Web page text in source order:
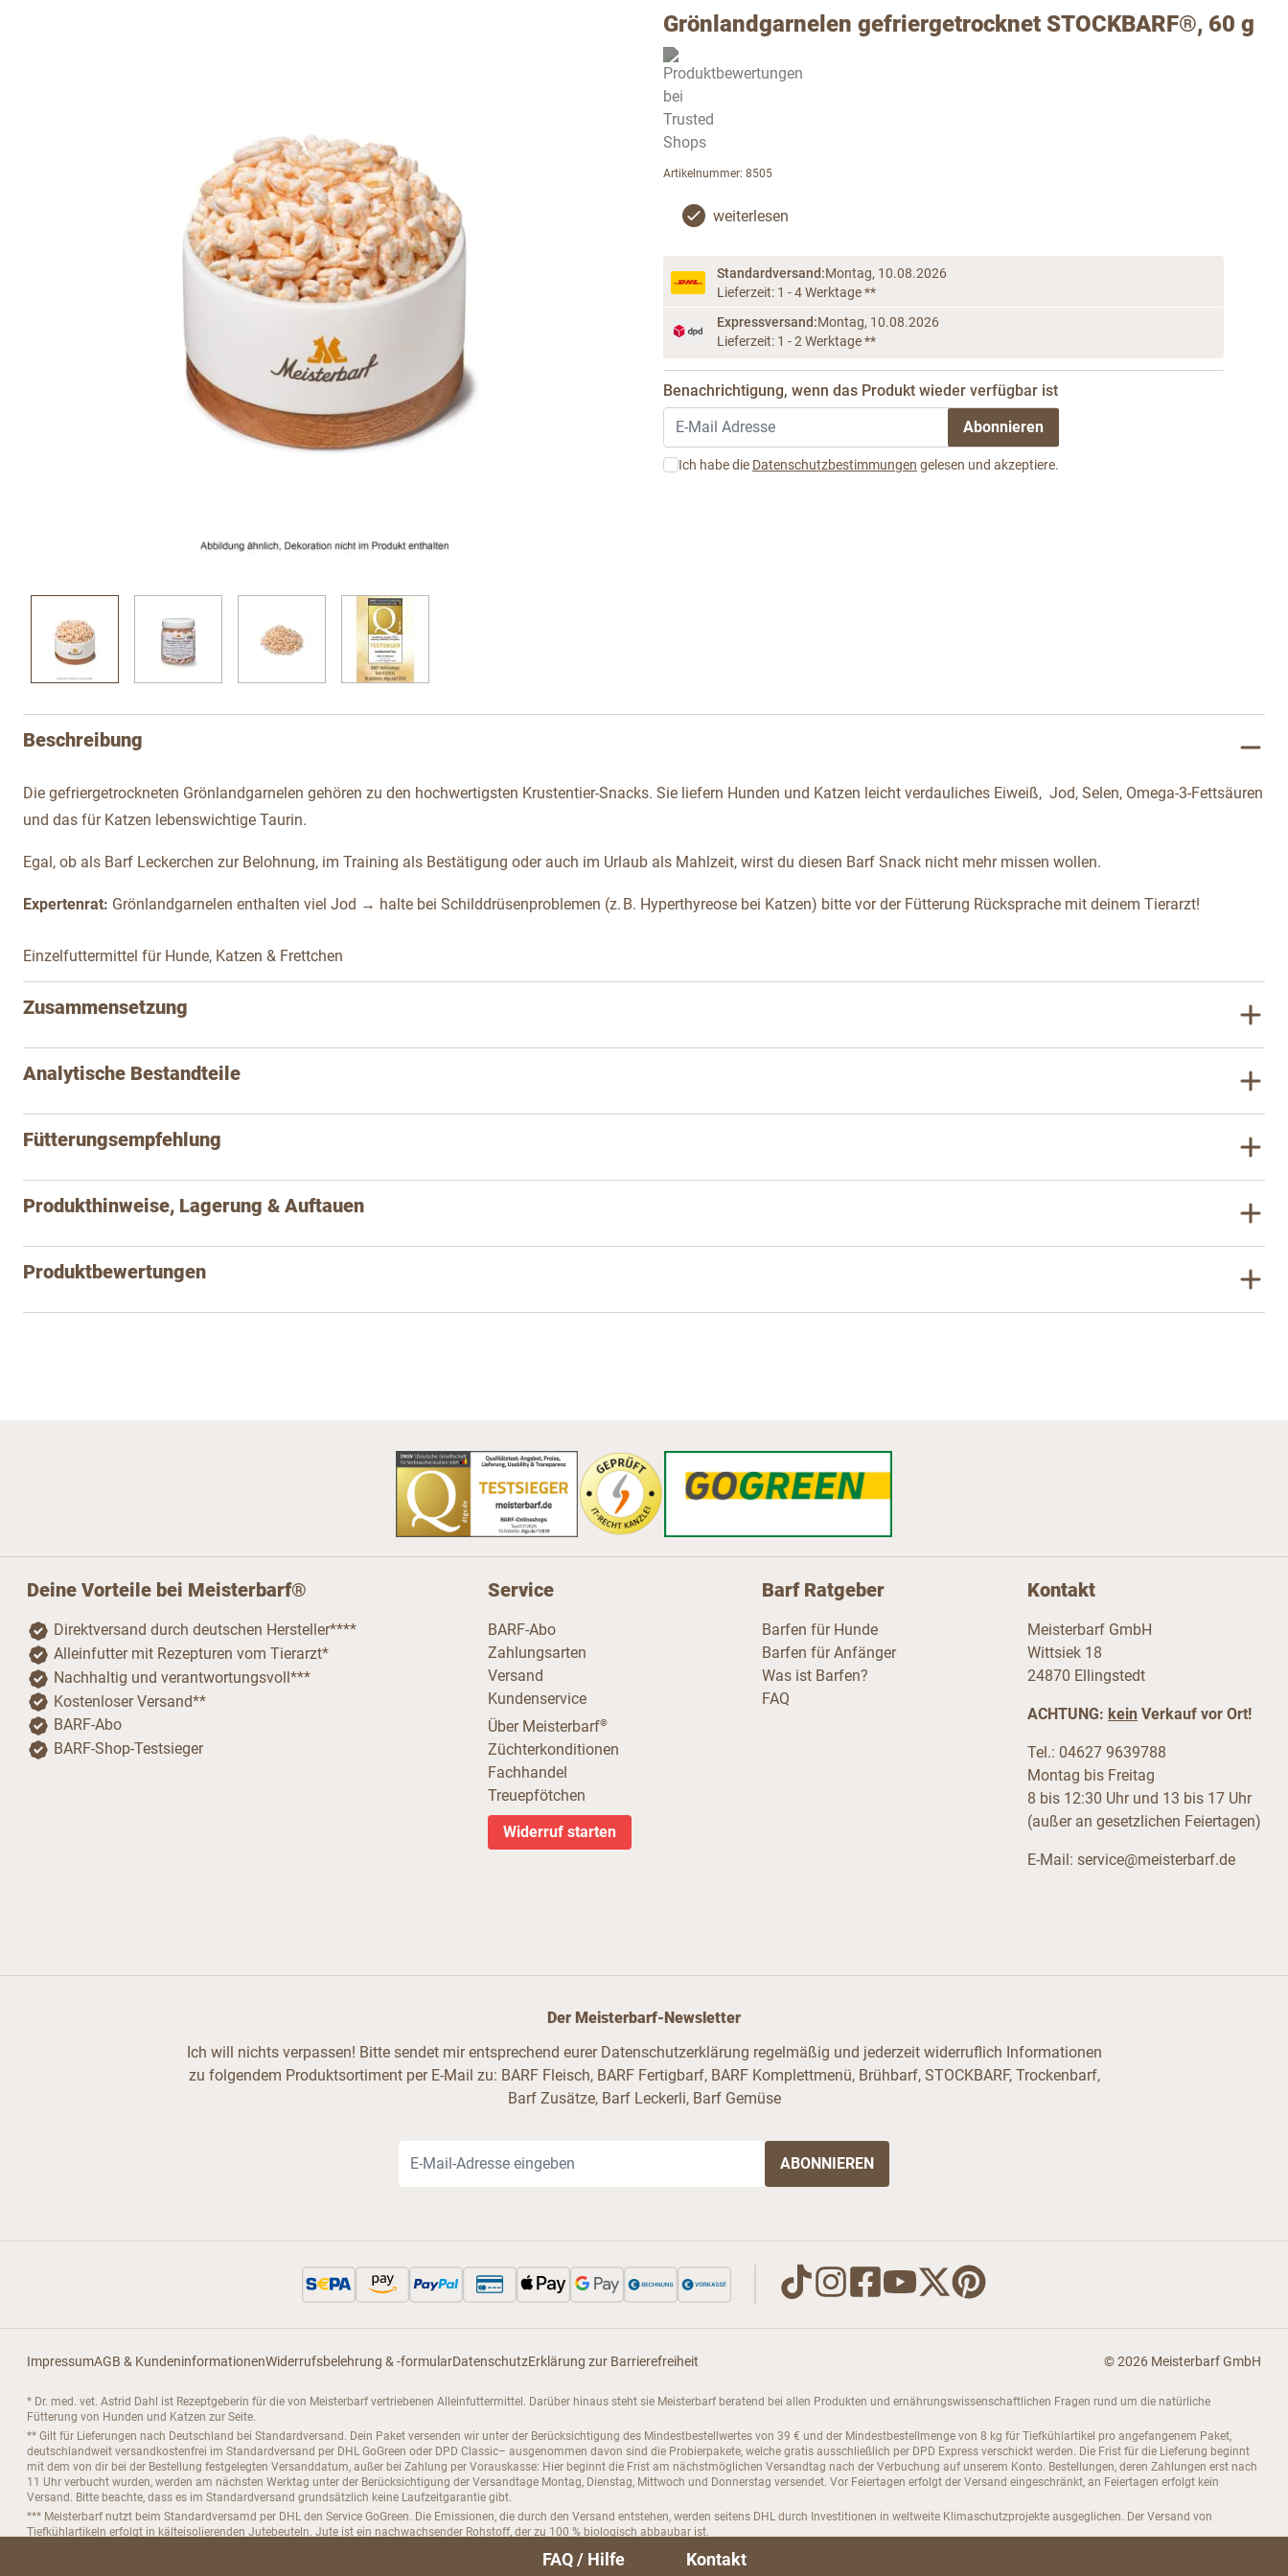
Grönlandgarnelen gefriergetrocknet STOCKBARF®, 60 g
View larger imageView larger image
Artikelnummer: 8505
weiterlesen
Standardversand:Montag, 10.08.2026
Lieferzeit: 1 - 4 Werktage **
Expressversand:Montag, 10.08.2026
Lieferzeit: 1 - 2 Werktage **
Benachrichtigung, wenn das Produkt wieder verfügbar ist
Ich habe die Datenschutzbestimmungen gelesen und akzeptiere.
Abonnieren
Beschreibung
Die gefriergetrockneten Grönlandgarnelen gehören zu den hochwertigsten Krustentier-Snacks. Sie liefern Hunden und Katzen leicht verdauliches Eiweiß, Jod, Selen, Omega-3-Fettsäuren
und das für Katzen lebenswichtige Taurin.
Egal, ob als Barf Leckerchen zur Belohnung, im Training als Bestätigung oder auch im Urlaub als Mahlzeit, wirst du diesen Barf Snack nicht mehr missen wollen.
Expertenrat: Grönlandgarnelen enthalten viel Jod → halte bei Schilddrüsenproblemen (z. B. Hyperthyreose bei Katzen) bitte vor der Fütterung Rücksprache mit deinem Tierarzt!
Einzelfuttermittel für Hunde, Katzen & Frettchen
Zusammensetzung
Analytische Bestandteile
Fütterungsempfehlung
Produkthinweise, Lagerung & Auftauen
Produktbewertungen
Deine Vorteile bei Meisterbarf®
Direktversand durch deutschen Hersteller****
Alleinfutter mit Rezepturen vom Tierarzt*
Nachhaltig und verantwortungsvoll***
Kostenloser Versand**
BARF-Abo
BARF-Shop-Testsieger
Service
BARF-Abo
Zahlungsarten
Versand
Kundenservice
Über Meisterbarf®
Züchterkonditionen
Fachhandel
Treuepfötchen
Widerruf starten
Barf Ratgeber
Barfen für Hunde
Barfen für Anfänger
Was ist Barfen?
FAQ
Kontakt
Meisterbarf GmbH
Wittsiek 18
24870 Ellingstedt
ACHTUNG: kein Verkauf vor Ort!
Tel.: 04627 9639788
Montag bis Freitag
8 bis 12:30 Uhr und 13 bis 17 Uhr
(außer an gesetzlichen Feiertagen)
E-Mail: service@meisterbarf.de
Der Meisterbarf-Newsletter
Ich will nichts verpassen! Bitte sendet mir entsprechend eurer Datenschutzerklärung regelmäßig und jederzeit widerruflich Informationen
zu folgendem Produktsortiment per E-Mail zu: BARF Fleisch, BARF Fertigbarf, BARF Komplettmenü, Brühbarf, STOCKBARF, Trockenbarf,
Barf Zusätze, Barf Leckerli, Barf Gemüse
ImpressumAGB & KundeninformationenWiderrufsbelehrung & -formularDatenschutzErklärung zur Barrierefreiheit © 2026 Meisterbarf GmbH
* Dr. med. vet. Astrid Dahl ist Rezeptgeberin für die von Meisterbarf vertriebenen Alleinfuttermittel. Darüber hinaus steht sie Meisterbarf beratend bei allen Produkten und ernährungswissenschaftlichen Fragen rund um die natürliche
Fütterung von Hunden und Katzen zur Seite.
** Gilt für Lieferungen nach Deutschland bei Standardversand. Dein Paket versenden wir unter der Berücksichtigung des Mindestbestellwertes von 39 € und der Mindestbestellmenge von 8 kg für Tiefkühlartikel pro angefangenem Paket,
deutschlandweit versandkostenfrei im Standardversand per DHL GoGreen oder DPD Classic– ausgenommen davon sind die Probierpakete, welche gratis ausschließlich per DPD Express verschickt werden. Die Frist für die Lieferung beginnt
mit dem von dir bei der Bestellung festgelegten Versanddatum, außer bei Zahlung per Vorauskasse: Hier beginnt die Frist am nächstmöglichen Versandtag nach der Verbuchung auf unserem Konto. Bestellungen, deren Zahlungen erst nach
11 Uhr verbucht wurden, werden am nächsten Werktag unter der Berücksichtigung der Versandtage Montag, Dienstag, Mittwoch und Donnerstag versendet. Vor Feiertagen erfolgt der Versand eingeschränkt, an Feiertagen erfolgt kein
Versand. Bitte beachte, dass es im Standardversand grundsätzlich keine Laufzeitgarantie gibt.
*** Meisterbarf nutzt beim Standardversamd per DHL den Service GoGreen. Die Emissionen, die durch den Versand entstehen, werden seitens DHL durch Investitionen in weltweite Klimaschutzprojekte ausgeglichen. Der Versand von
Tiefkühlartikeln erfolgt in kälteisolierenden Jutebeuteln. Jute ist ein nachwachsender Rohstoff, der zu 100 % biologisch abbaubar ist.
**** Meisterbarf Barf, Brühbarf und Stockbarf werden direkt vom deutschen Hersteller verschickt. Kauartikel und Barf Zusätze werden von deutschen Firmen zugeliefert und von Ellingstedt aus versendet.
FAQ / Hilfe Kontakt